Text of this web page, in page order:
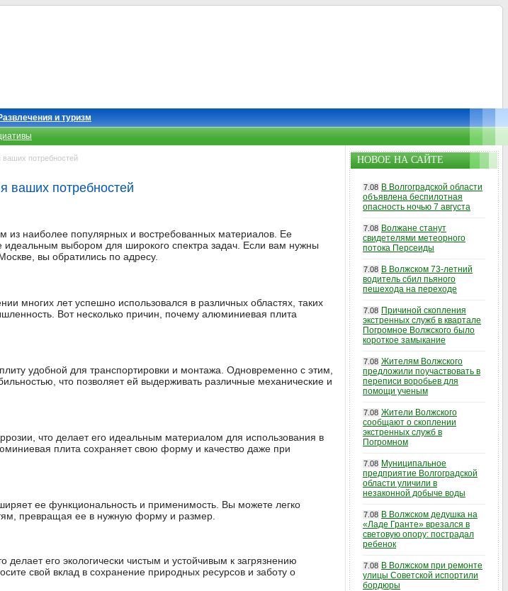
и туризм
потребностей
ваших потребностей
наиболее популярных и востребованных материалов. Ее
идеальным выбором для широкого спектра задач. Если вам нужны
вы обратились по адресу.
многих лет успешно использовался в различных областях, таких
Вот несколько причин, почему алюминиевая плита
удобной для транспортировки и монтажа. Одновременно с этим,
что позволяет ей выдерживать различные механические и
что делает его идеальным материалом для использования в
плита сохраняет свою форму и качество даже при
ее функциональность и применимость. Вы можете легко
превращая ее в нужную форму и размер.
его экологически чистым и устойчивым к загрязнению
свой вклад в сохранение природных ресурсов и заботу о
НОВОЕ НА САЙТЕ
7.08 В Волгоградской области
объявлена беспилотная
опасность ночью 7 августа
7.08 Волжане станут
свидетелями метеорного
потока Персеиды
7.08 В Волжском 73-летний
водитель сбил пьяного
пешехода на переходе
7.08 Причиной скопления
экстренных служб в квартале
Погромное Волжского было
короткое замыкание
7.08 Жителям Волжского
предложили поучаствовать в
переписи воробьев для
помощи ученым
7.08 Жители Волжского
сообщают о скоплении
экстренных служб в
Погромном
7.08 Муниципальное
предприятие Волгоградской
области уличили в
незаконной добыче воды
7.08 В Волжском дедушка на
«Ладе Гранте» врезался в
световую опору: пострадал
ребенок
7.08 В Волжском при ремонте
улицы Советской испортили
бордюры